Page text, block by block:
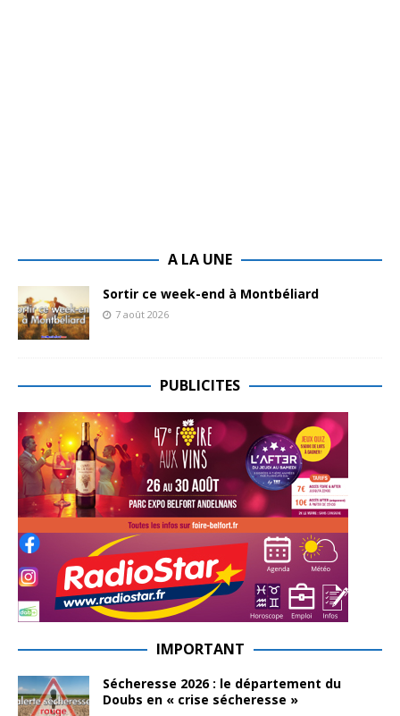
A LA UNE
Sortir ce week-end à Montbéliard
7 août 2026
PUBLICITES
IMPORTANT
Sécheresse 2026 : le département du
Doubs en « crise sécheresse »